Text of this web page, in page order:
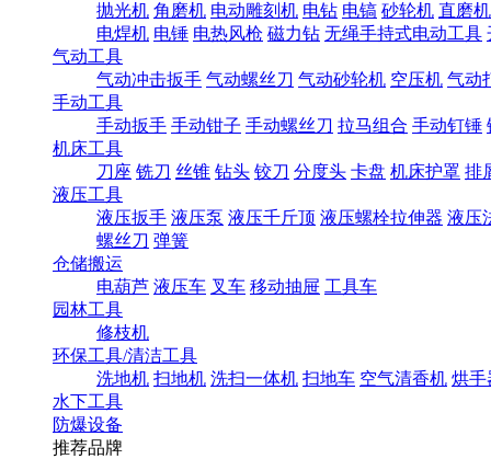
抛光机 角磨机 电动雕刻机 电钻 电镐 砂轮机 直磨机
电焊机 电锤 电热风枪 磁力钻 无绳手持式电动工具
气动工具
气动冲击扳手 气动螺丝刀 气动砂轮机 空压机 气动
手动工具
手动扳手 手动钳子 手动螺丝刀 拉马组合 手动钉锤
机床工具
刀座 铣刀 丝锥 钻头 铰刀 分度头 卡盘 机床护罩 排
液压工具
液压扳手 液压泵 液压千斤顶 液压螺栓拉伸器 液压
螺丝刀 弹簧
仓储搬运
电葫芦 液压车 叉车 移动抽屉 工具车
园林工具
修枝机
环保工具/清洁工具
洗地机 扫地机 洗扫一体机 扫地车 空气清香机 烘手
水下工具
防爆设备
推荐品牌